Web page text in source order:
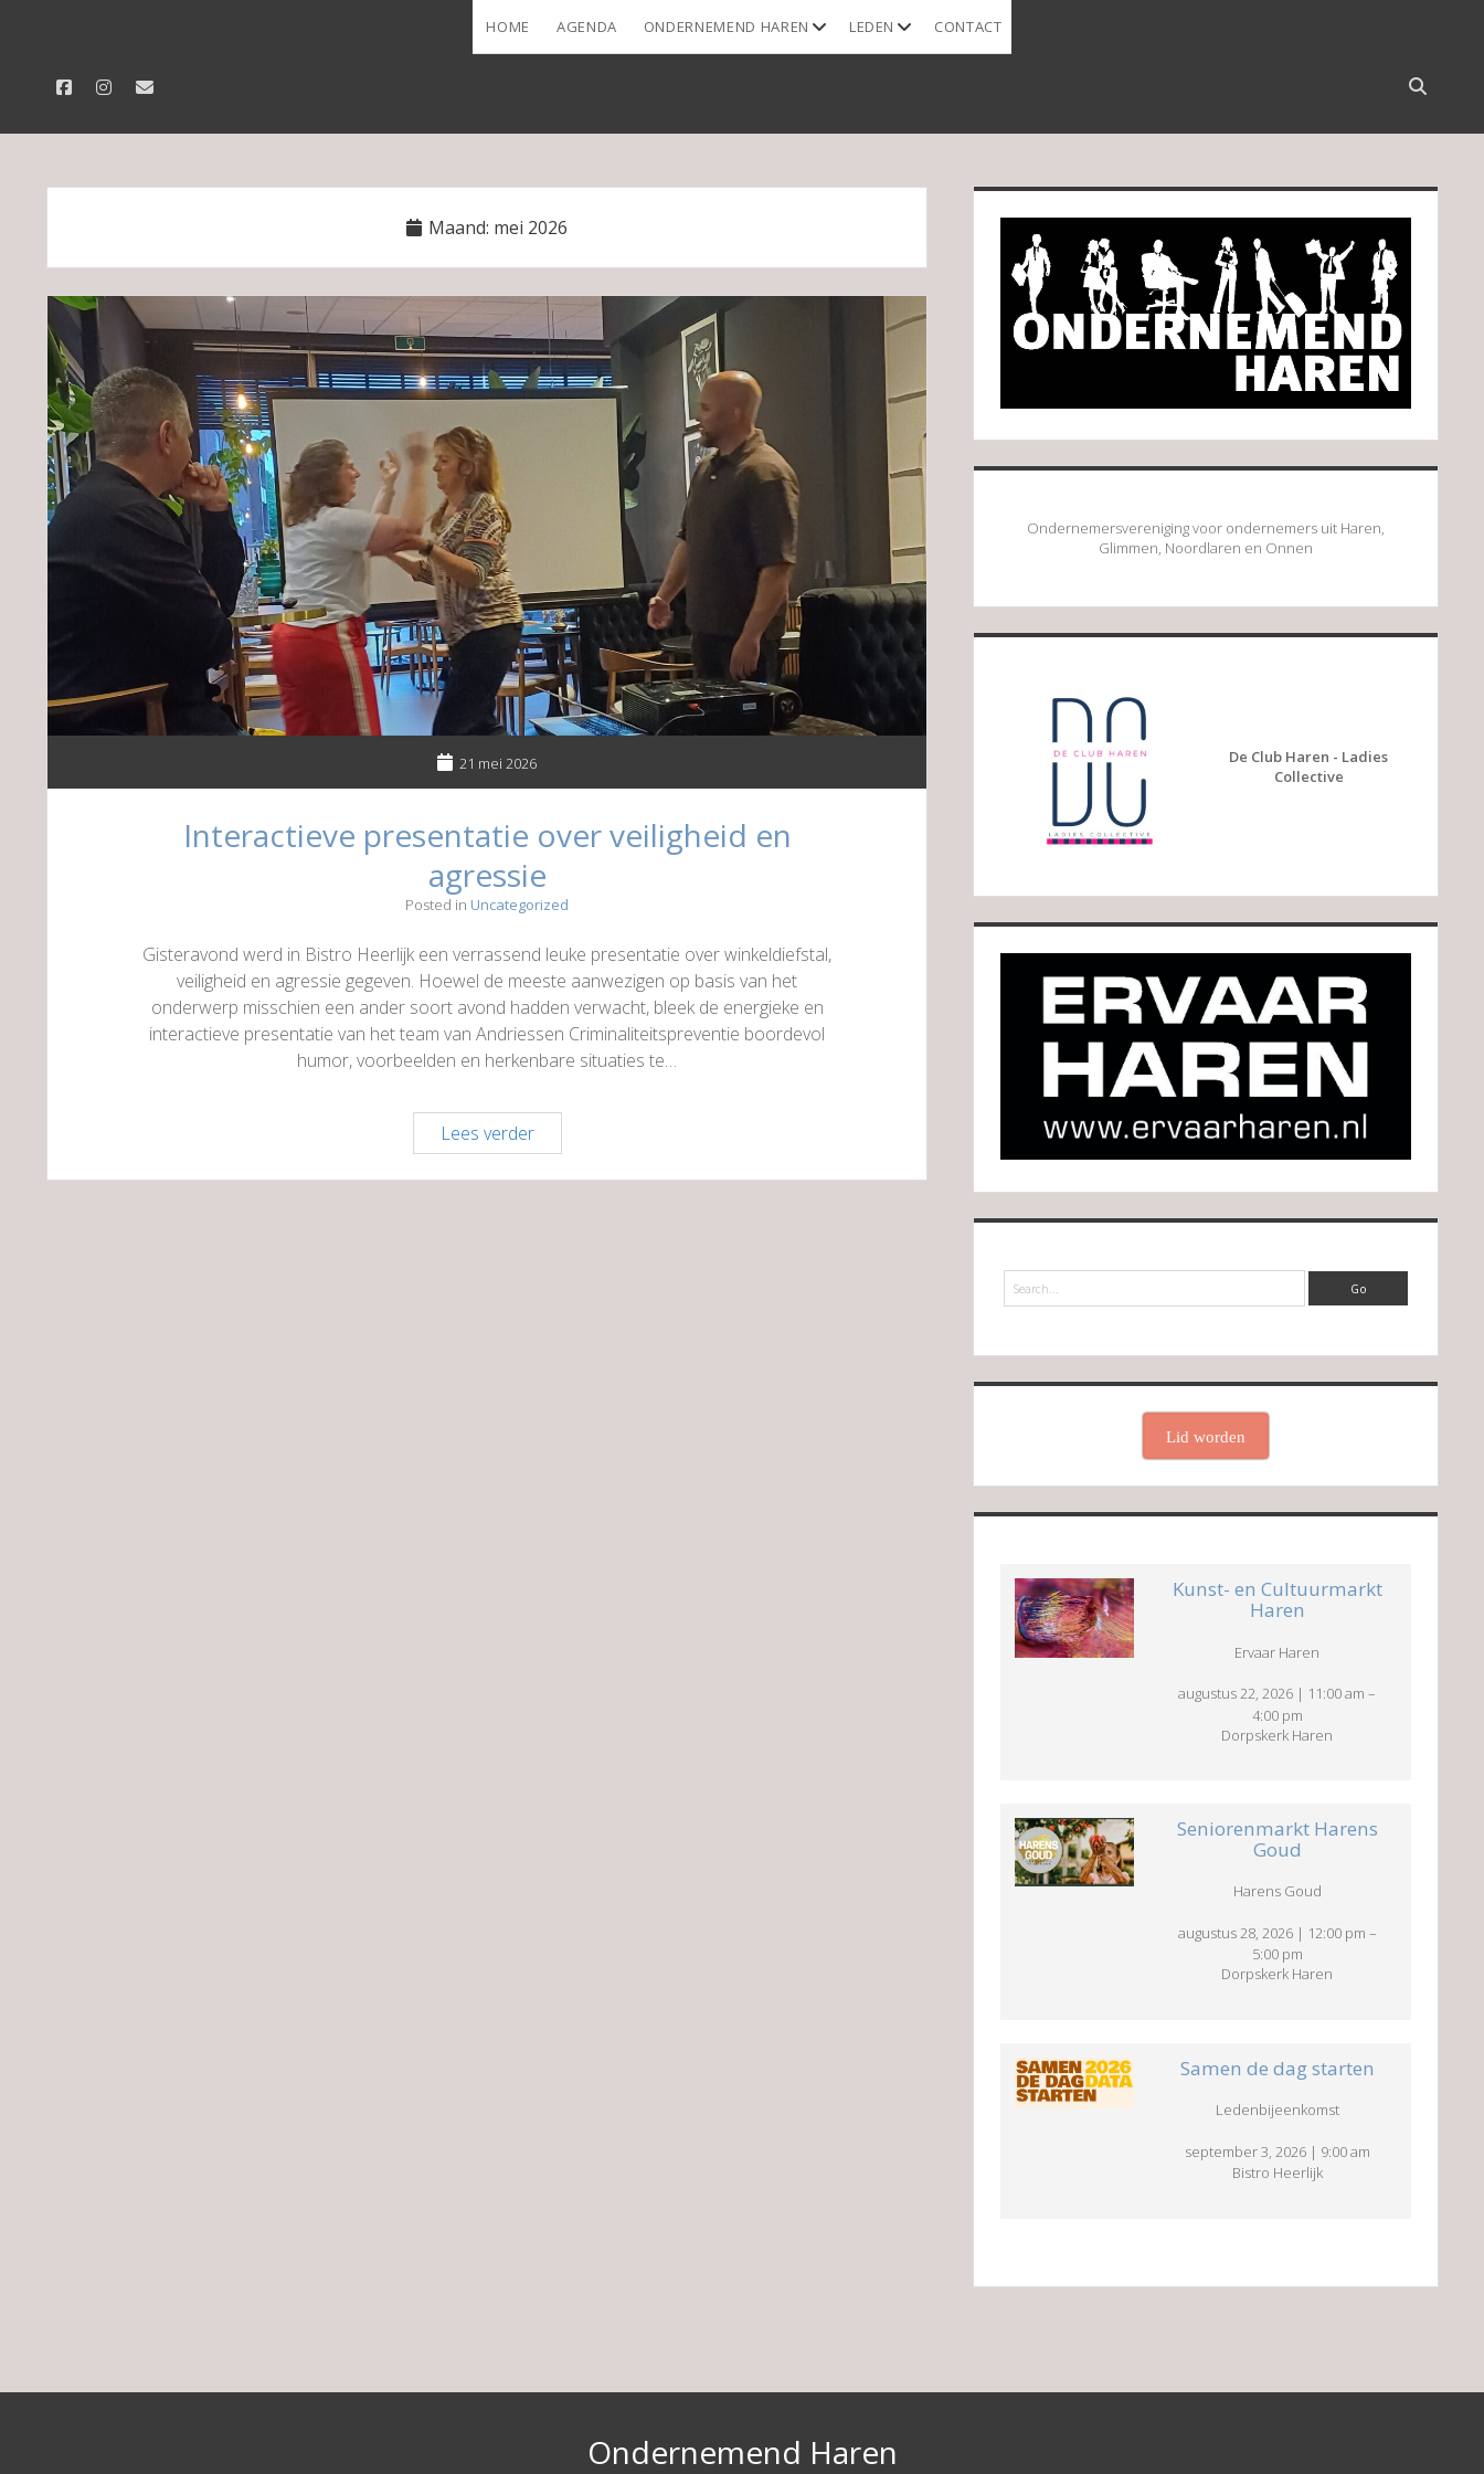
facebookinstagram
email
Open
bar
HOME AGENDA ONDERNEMEND HAREN open
menu
LEDEN open
menu
CONTACT
Maand: mei 2026
21 mei 2026
Interactieve presentatie over veiligheid en
agressie
Posted in Uncategorized
Gisteravond werd in Bistro Heerlijk een verrassend leuke presentatie over winkeldiefstal,
veiligheid en agressie gegeven. Hoewel de meeste aanwezigen op basis van het
onderwerp misschien een ander soort avond hadden verwacht, bleek de energieke en
interactieve presentatie van het team van Andriessen Criminaliteitspreventie boordevol
humor, voorbeelden en herkenbare situaties te…
Lees verderInteractieve
presentatie
over
Sidebar
Ondernemersvereniging voor ondernemers uit Haren,
Glimmen, Noordlaren en Onnen
De Club Haren - Ladies
Collective
Lid worden
Kunst- en Cultuurmarkt
Haren
Ervaar Haren
augustus 22, 2026 | 11:00 am–
4:00 pm
Dorpskerk Haren
Seniorenmarkt Harens
Goud
Harens Goud
augustus 28, 2026 | 12:00 pm –
5:00 pm
Dorpskerk Haren
Samen de dag starten
Ledenbijeenkomst
september 3, 2026 | 9:00 am
Bistro Heerlijk
Ondernemend Haren